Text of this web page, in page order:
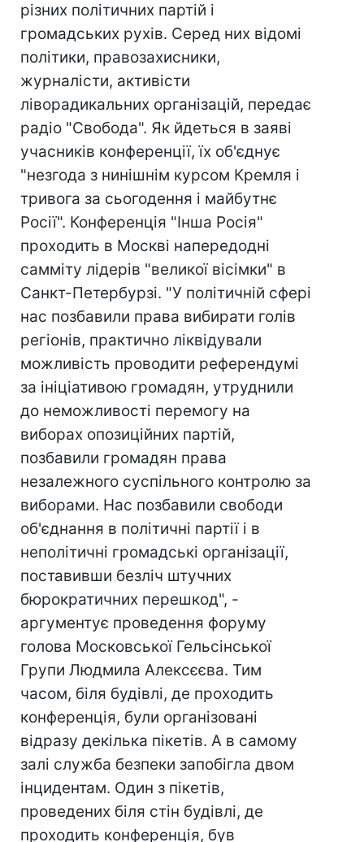
різних політичних партій і
громадських рухів. Серед них відомі
політики, правозахисники,
журналісти, активісти
ліворадикальних організацій, передає
радіо "Свобода". Як йдеться в заяві
учасників конференції, їх об'єднує
"незгода з нинішнім курсом Кремля і
тривога за сьогодення і майбутнє
Росії". Конференція "Інша Росія"
проходить в Москві напередодні
самміту лідерів "великої вісімки" в
Санкт-Петербурзі. "У політичній сфері
нас позбавили права вибирати голів
регіонів, практично ліквідували
можливість проводити референдумі
за ініціативою громадян, утруднили
до неможливості перемогу на
виборах опозиційних партій,
позбавили громадян права
незалежного суспільного контролю за
виборами. Нас позбавили свободи
об'єднання в політичні партії і в
неполітичні громадські організації,
поставивши безліч штучних
бюрократичних перешкод", -
аргументує проведення форуму
голова Московської Гельсінської
Групи Людмила Алексєєва. Тим
часом, біля будівлі, де проходить
конференція, були організовані
відразу декілька пікетів. А в самому
залі служба безпеки запобігла двом
інцидентам. Один з пікетів,
проведених біля стін будівлі, де
проходить конференція, був